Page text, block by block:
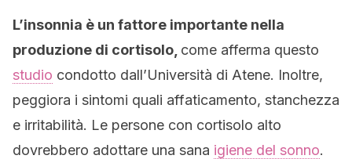
L’insonnia è un fattore importante nella
produzione di cortisolo, come afferma questo
studio condotto dall’Università di Atene. Inoltre,
peggiora i sintomi quali affaticamento, stanchezza
e irritabilità. Le persone con cortisolo alto
dovrebbero adottare una sana igiene del sonno.